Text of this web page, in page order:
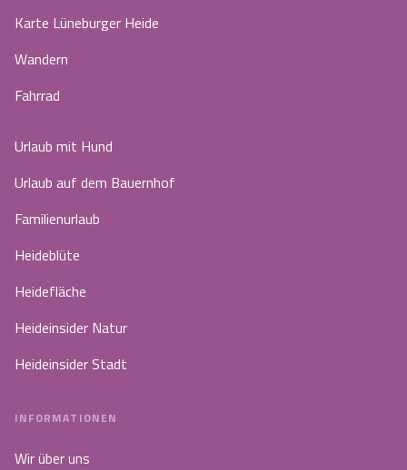
Karte Lüneburger Heide
Wandern
Fahrrad
Urlaub mit Hund
Urlaub auf dem Bauernhof
Familienurlaub
Heideblüte
Heidefläche
Heideinsider Natur
Heideinsider Stadt
INFORMATIONEN
Wir über uns